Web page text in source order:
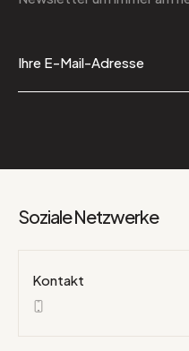
Soziale Netzwerke
Kontakt